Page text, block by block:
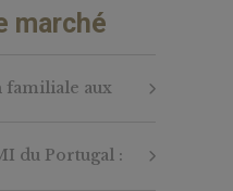
marché
familiale aux
du Portugal :